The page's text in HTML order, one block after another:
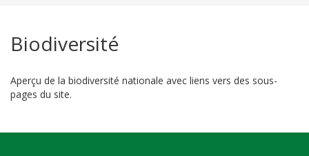
Biodiversité
Aperçu de la biodiversité nationale avec liens vers des sous-
pages du site.